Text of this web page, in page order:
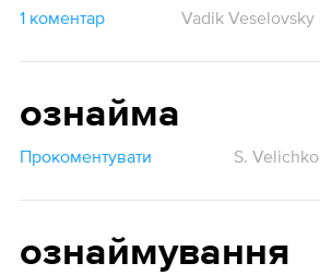
1 коментар Vadik Veselovsky
ознайма
Прокоментувати S. Velichko
ознаймування